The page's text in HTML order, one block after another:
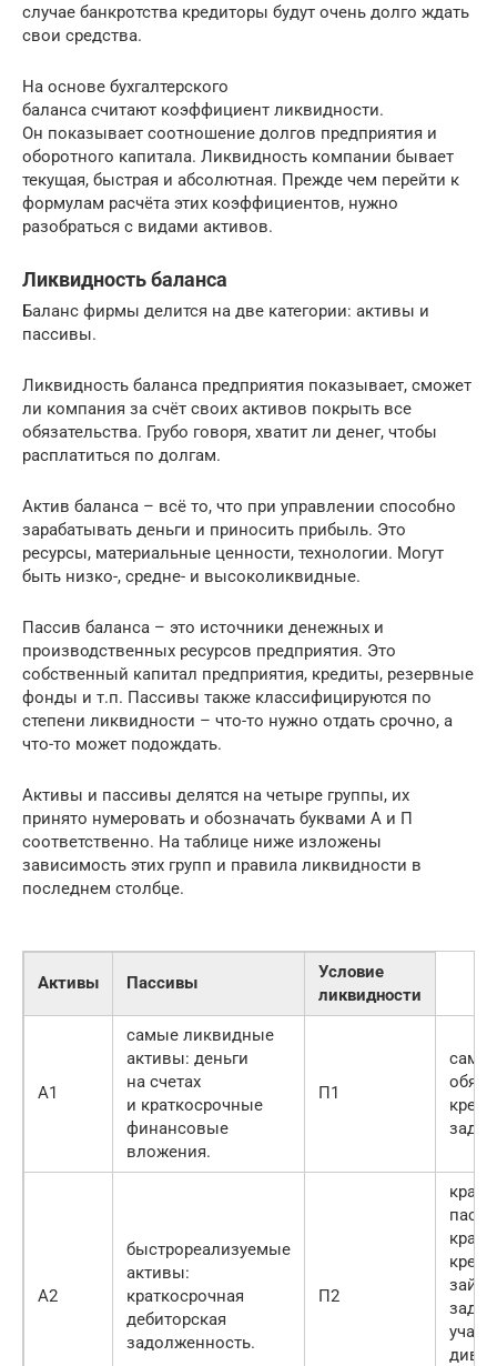
случае банкротства кредиторы будут очень долго ждать
свои средства.
На основе бухгалтерского
баланса считают коэффициент ликвидности.
Он показывает соотношение долгов предприятия и
оборотного капитала. Ликвидность компании бывает
текущая, быстрая и абсолютная. Прежде чем перейти к
формулам расчёта этих коэффициентов, нужно
разобраться с видами активов.
Ликвидность баланса
Баланс фирмы делится на две категории: активы и
пассивы.
Ликвидность баланса предприятия показывает, сможет
ли компания за счёт своих активов покрыть все
обязательства. Грубо говоря, хватит ли денег, чтобы
расплатиться по долгам.
Актив баланса – всё то, что при управлении способно
зарабатывать деньги и приносить прибыль. Это
ресурсы, материальные ценности, технологии. Могут
быть низко-, средне- и высоколиквидные.
Пассив баланса – это источники денежных и
производственных ресурсов предприятия. Это
собственный капитал предприятия, кредиты, резервные
фонды и т.п. Пассивы также классифицируются по
степени ликвидности – что-то нужно отдать срочно, а
что-то может подождать.
Активы и пассивы делятся на четыре группы, их
принято нумеровать и обозначать буквами А и П
соответственно. На таблице ниже изложены
зависимость этих групп и правила ликвидности в
последнем столбце.
Активы Пассивы
Условие
ликвидности
А1
самые ликвидные
активы: деньги
на счетах
и краткосрочные
финансовые
вложения.
П1
А2
быстрореализуемые
активы:
краткосрочная
дебиторская
задолженность.
П2